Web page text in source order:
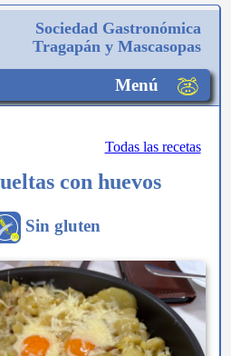
Sociedad Gastronómica
Tragapán y Mascasopas
Menú
Todas las recetas
con huevos
Sin gluten